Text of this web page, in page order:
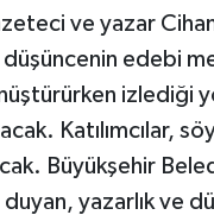
ve yazar
edebi
izlediği
Katılımcılar,
Büyükşehir
yazarlık ve